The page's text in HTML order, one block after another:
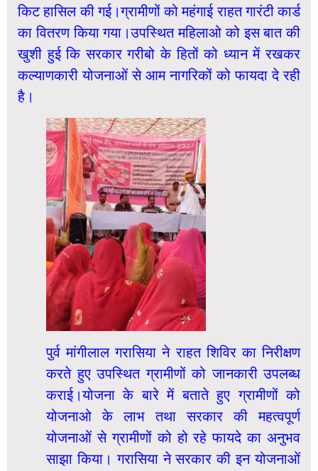
किट हासिल की गई।ग्रामीणों को महंगाई राहत गारंटी कार्ड
का वितरण किया गया।उपस्थित महिलाओ को इस बात की
खुशी हुई कि सरकार गरीबो के हितों को ध्यान में रखकर
कल्याणकारी योजनाओं से आम नागरिकों को फायदा दे रही
है।
पुर्व मांगीलाल गरासिया ने राहत शिविर का निरीक्षण
करते हुए उपस्थित ग्रामीणों को जानकारी उपलब्ध
कराई।योजना के बारे में बताते हुए ग्रामीणों को
योजनाओ के लाभ तथा सरकार की महत्वपूर्ण
योजनाओं से ग्रामीणों को हो रहे फायदे का अनुभव
साझा किया। गरासिया ने सरकार की इन योजनाओं